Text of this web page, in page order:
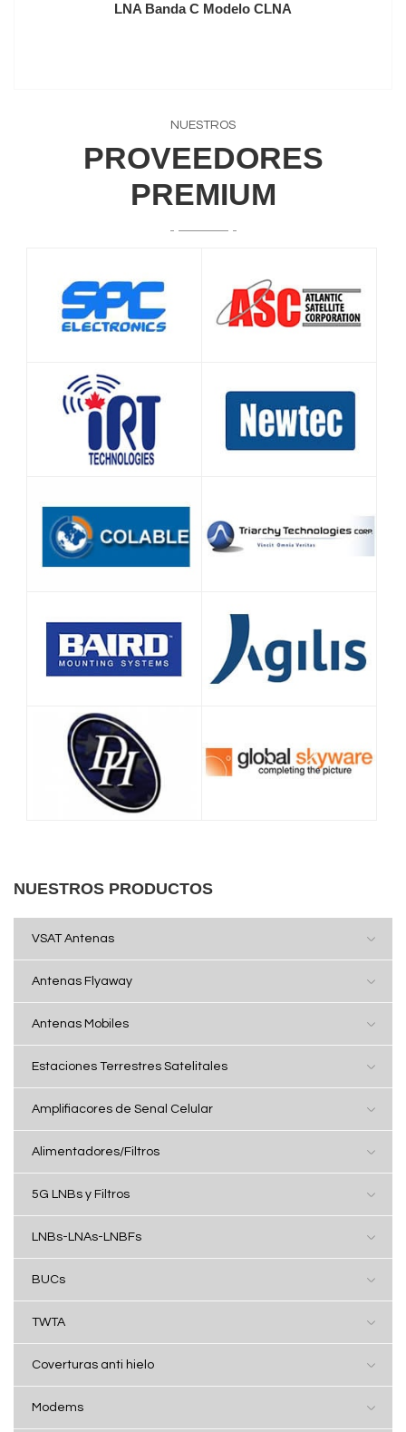
LNA Banda C Modelo CLNA
NUESTROS
PROVEEDORES
PREMIUM
NUESTROS PRODUCTOS
VSAT Antenas
Antenas Flyaway
Antenas Mobiles
Estaciones Terrestres Satelitales
Amplifiacores de Senal Celular
Alimentadores/Filtros
5G LNBs y Filtros
LNBs-LNAs-LNBFs
BUCs
TWTA
Coverturas anti hielo
Modems